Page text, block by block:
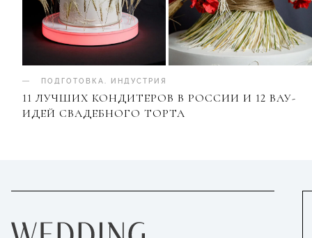
ПОДГОТОВКА ИНДУСТРИЯ
11 ЛУЧШИХ КОНДИТЕРОВ В РОССИИ И 12 ВАУ-
ИДЕЙ СВАДЕБНОГО ТОРТА